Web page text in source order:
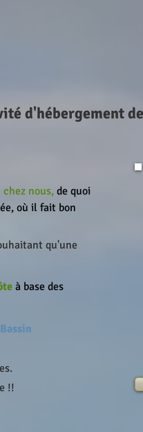
nous, de quoi
où il fait bon
qu'une
à base des
!!
d'hébergement